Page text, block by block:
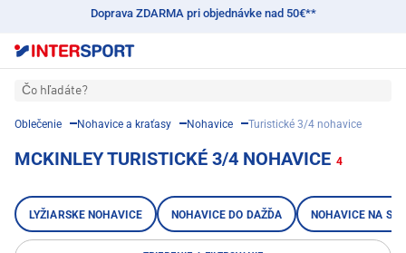
Doprava ZDARMA pri objednávke nad 50€**
Čo hľadáte?
Oblečenie Nohavice a kraťasy Nohavice Turistické 3/4 nohavice
MCKINLEY TURISTICKÉ 3/4 NOHAVICE 4
LYŽIARSKE NOHAVICE NOHAVICE DO DAŽĎA NOHAVICE NA